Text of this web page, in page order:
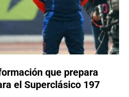
que prepara
el Superclásico 197